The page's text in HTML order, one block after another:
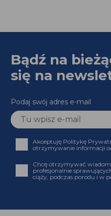
Bądź na
się na
Podaj swój adres e-mail
Akceptuję Politykę
otrzymywanie informacji
Chcę otrzymywać
profesjonalnie
ciąży, podczas porodu i w